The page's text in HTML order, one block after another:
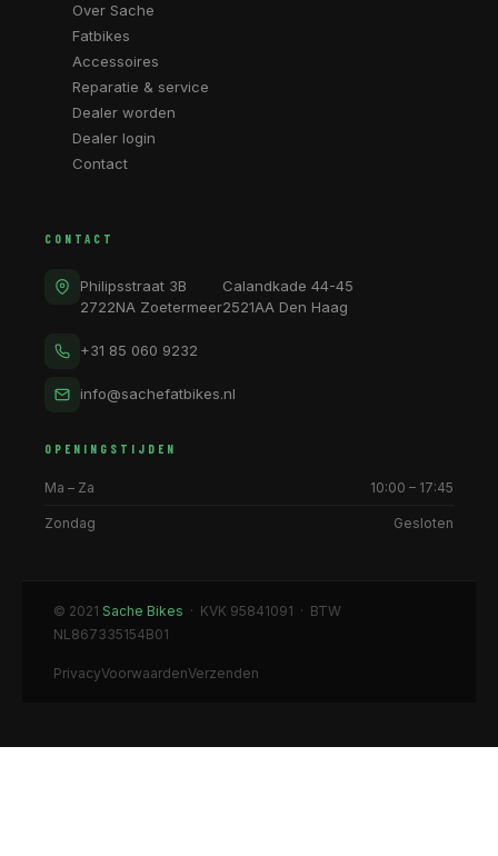
Over Sache
Fatbikes
Accessoires
Reparatie & service
Dealer worden
Dealer login
Contact
CONTACT
Philipsstraat 3B
2722NA Zoetermeer
Calandkade 44-45
2521AA Den Haag
+31 85 060 9232
info@sachefatbikes.nl
OPENINGSTIJDEN
Ma – Za 10:00 – 17:45
Zondag Gesloten
© 2021 Sache Bikes · KVK 95841091 · BTW
NL867335154B01
PrivacyVoorwaardenVerzenden